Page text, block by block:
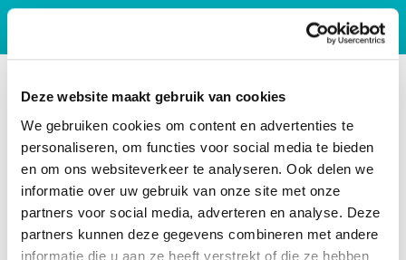
Deze website maakt gebruik van cookies
We gebruiken cookies om content en advertenties te
personaliseren, om functies voor social media te bieden
en om ons websiteverkeer te analyseren. Ook delen we
informatie over uw gebruik van onze site met onze
partners voor social media, adverteren en analyse. Deze
partners kunnen deze gegevens combineren met andere
informatie die u aan ze heeft verstrekt of die ze hebben